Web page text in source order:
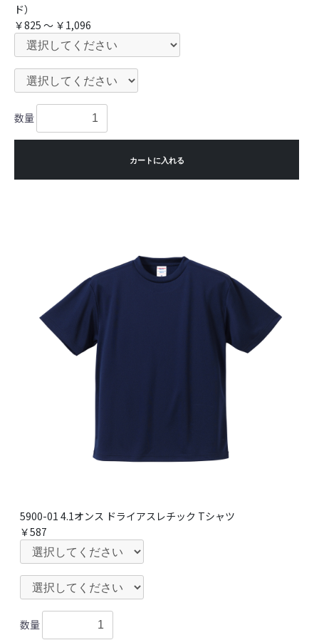
ド）
￥825 ～ ￥1,096
数量
カートに入れる
5900-01 4.1オンス ドライアスレチック Tシャツ
￥587
数量